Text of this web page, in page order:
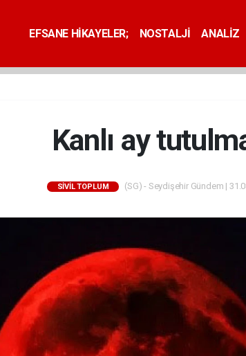
EFSANE HİKAYELER; NOSTALJİ ANALİZ
Kanlı ay
SİVİL TOPLUM (SG) - Seydişehir Gündem |